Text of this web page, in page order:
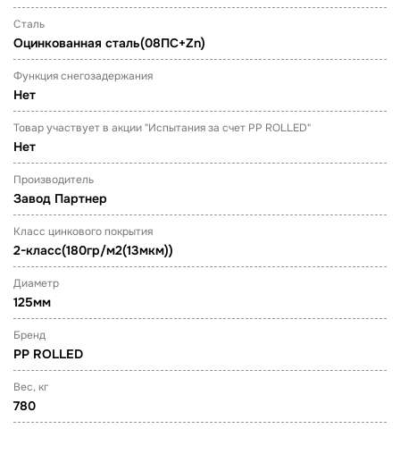
Сталь
Оцинкованная сталь(08ПС+Zn)
Функция снегозадержания
Нет
Товар участвует в акции "Испытания за счет PP ROLLED"
Нет
Производитель
Завод Партнер
Класс цинкового покрытия
2-класс(180гр/м2(13мкм))
Диаметр
125мм
Бренд
PP ROLLED
Вес, кг
780